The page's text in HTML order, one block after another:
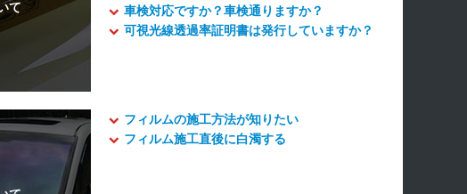
車検対応ですか？車検通りますか？
可視光線透過率証明書は発行していますか？
フィルムの施工方法が知りたい
フィルム施工直後に白濁する